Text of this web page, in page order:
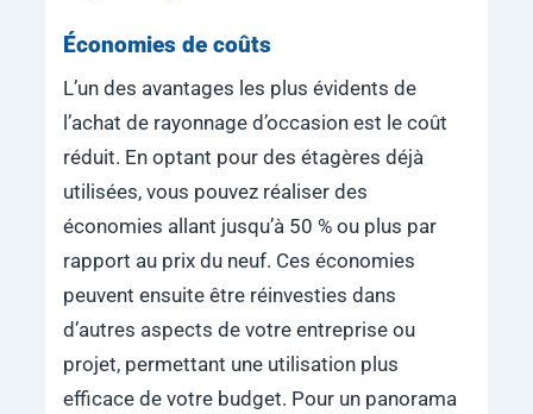
Économies de coûts
L’un des avantages les plus évidents de
l’achat de rayonnage d’occasion est le coût
réduit. En optant pour des étagères déjà
utilisées, vous pouvez réaliser des
économies allant jusqu’à 50 % ou plus par
rapport au prix du neuf. Ces économies
peuvent ensuite être réinvesties dans
d’autres aspects de votre entreprise ou
projet, permettant une utilisation plus
efficace de votre budget. Pour un panorama